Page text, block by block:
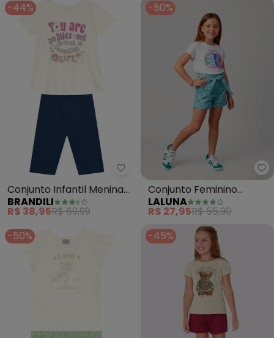
-44%
Brandili - Conjunto Infantil
Conjunto Infantil Menina
Metalizado (Bege)
BRANDILI
R$ 38,95R$ 69,99
-50%
Conjunto Feminino
Sardine Fun (Creme)
LALUNA
R$ 27,95R$ 55,90
-50%
-45%